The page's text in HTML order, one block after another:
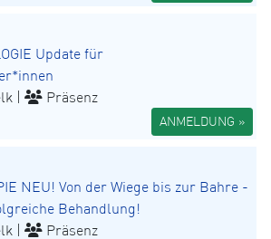
Update für
| Präsenz
ANMELDUNG »
NEU! Von der Wiege bis zur Bahre -
Behandlung!
| Präsenz